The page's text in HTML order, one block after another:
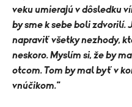
veku umierajú v dôsledku
by sme k sebe boli zdvorilí.
napraviť všetky nezhody,
neskoro. Myslím si, že by
otcom. Tom by mal byť v
vnúčikom."